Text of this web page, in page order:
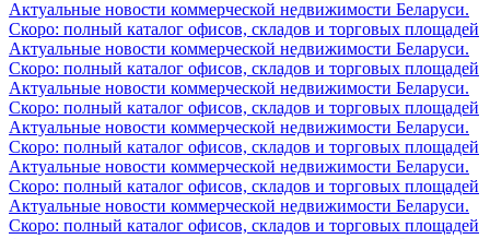
Актуальные новости коммерческой недвижимости Беларуси.
Скоро: полный каталог офисов, складов и торговых площадей
Актуальные новости коммерческой недвижимости Беларуси.
Скоро: полный каталог офисов, складов и торговых площадей
Актуальные новости коммерческой недвижимости Беларуси.
Скоро: полный каталог офисов, складов и торговых площадей
Актуальные новости коммерческой недвижимости Беларуси.
Скоро: полный каталог офисов, складов и торговых площадей
Актуальные новости коммерческой недвижимости Беларуси.
Скоро: полный каталог офисов, складов и торговых площадей
Актуальные новости коммерческой недвижимости Беларуси.
Скоро: полный каталог офисов, складов и торговых площадей